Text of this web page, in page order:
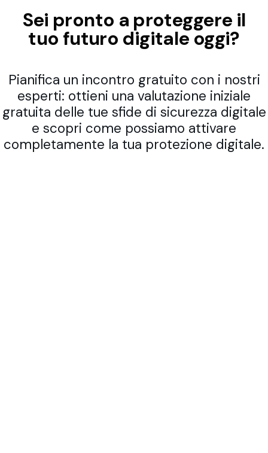
Sei pronto a proteggere il
tuo futuro digitale oggi?
Pianifica un incontro gratuito con i nostri
esperti: ottieni una valutazione iniziale
gratuita delle tue sfide di sicurezza digitale
e scopri come possiamo attivare
completamente la tua protezione digitale.